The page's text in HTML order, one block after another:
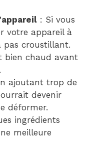
: Si vous
votre appareil à
pas croustillant.
bien chaud avant
ajoutant trop de
devenir
déformer.
ingrédients
meilleure